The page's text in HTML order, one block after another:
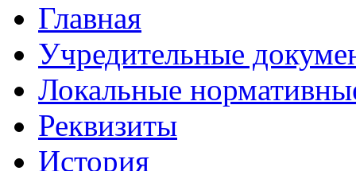
Главная
Учредительные
Локальные
Реквизиты
История